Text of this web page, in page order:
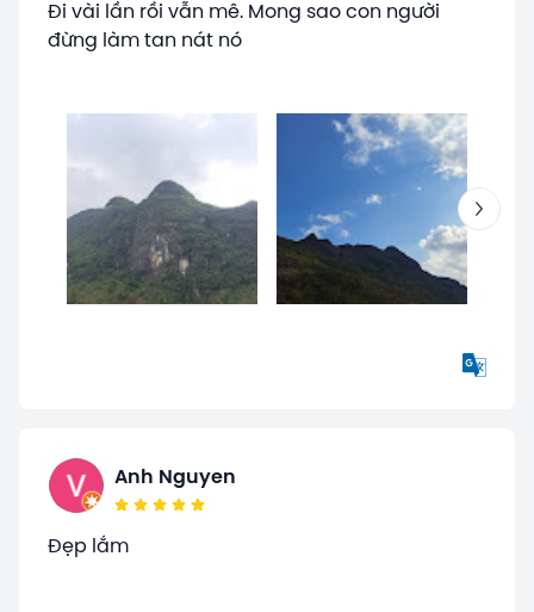
Đi vài lần rồi vẫn mê. Mong sao con người
đừng làm tan nát nó
Anh Nguyen
Đẹp lắm